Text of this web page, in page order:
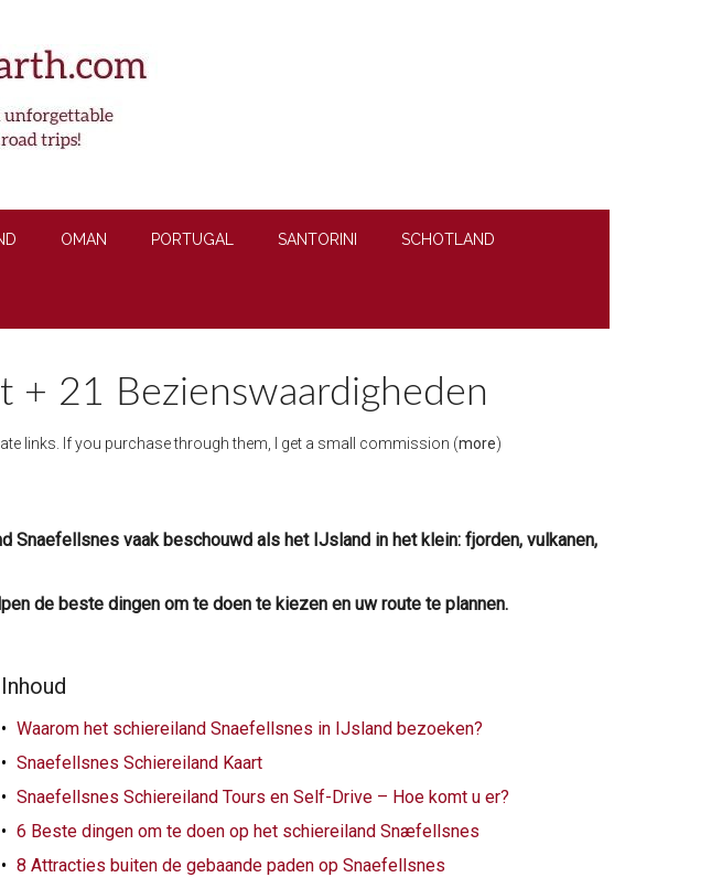
OMAN PORTUGAL SANTORINI SCHOTLAND
+ 21 Bezienswaardigheden
links. If you purchase through them, I get a small commission (more)
Snaefellsnes vaak beschouwd als het IJsland in het klein: fjorden, vulkanen,
de beste dingen om te doen te kiezen en uw route te plannen.
Inhoud
Waarom het schiereiland Snaefellsnes in IJsland bezoeken?
Snaefellsnes Schiereiland Kaart
Snaefellsnes Schiereiland Tours en Self-Drive – Hoe komt u er?
6 Beste dingen om te doen op het schiereiland Snæfellsnes
8 Attracties buiten de gebaande paden op Snaefellsnes